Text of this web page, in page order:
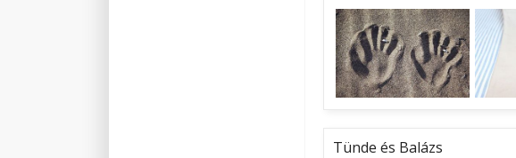
Tünde és Balázs